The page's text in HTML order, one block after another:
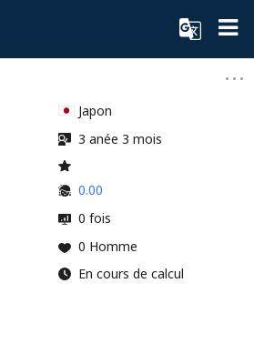
Japon
3 anée 3 mois
0.00
0 fois
0 Homme
En cours de calcul